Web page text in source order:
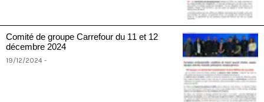
Comité de groupe Carrefour du 11 et 12
décembre 2024
19/12/2024 -